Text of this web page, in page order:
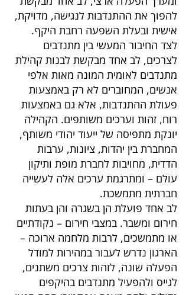
להפוך את ההתנדבות לנגישה, מדויקת,
אישית ובעלת השפעה רחבת היקף.
לצד החיבור המעשי בין מתנדבים
לצרכים, לב אחד מבקשת לבנות קהילת
מתנדבים לאומית המונה מאות אלפי
אנשים, המחוברים לא רק באמצעות
פעולת ההתנדבות, אלא גם באמצעות
רוח, זהות וערכים משותפים. הקהילה
יונקת מתפיסה של ייעוד יהודי משותף,
המחברת בין יהדות, ציונות, ערבות
הדדית, מחויבות לחברת מופת ותיקון
עולם – ומתרגמת ערכים אלה לעשייה
חברתית מתמשכת.
לב אחד פועלת הן בשגרה והן בעתות
חירום ומשבר. במצבי חירום – נקודתיים
או מתמשכים, לרבות מלחמה ארוכה –
הארגון נדרש לעבור במהירות למודל
הפעלה שונה, לזהות צרכים משתנים,
לגייס ולהפעיל מתנדבים בהיקפים